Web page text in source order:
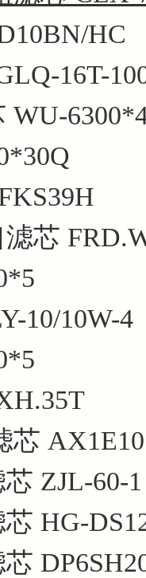
HC
16T-
WU-
芯
10/10W-4
芯
ZJL-60-1
HG-